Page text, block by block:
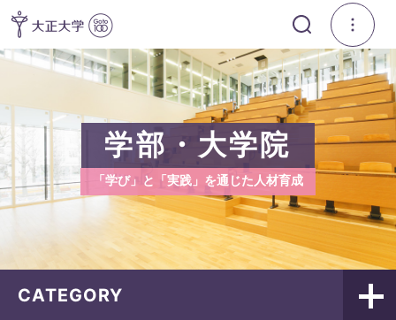
学部・大学院
「学び」と「実践」を通じた人材育成
CATEGORY